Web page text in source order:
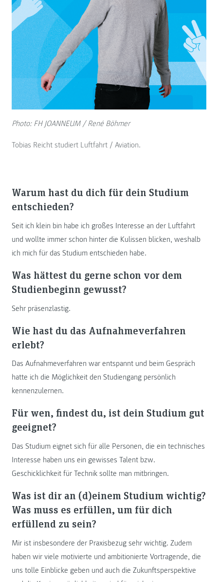
Photo: FH JOANNEUM / René Böhmer
Tobias Reicht studiert Luftfahrt / Aviation.
Warum hast du dich für dein Studium
entschieden?
Seit ich klein bin habe ich großes Interesse an der Luftfahrt
und wollte immer schon hinter die Kulissen blicken, weshalb
ich mich für das Studium entschieden habe.
Was hättest du gerne schon vor dem
Studienbeginn gewusst?
Sehr präsenzlastig.
Wie hast du das Aufnahmeverfahren
erlebt?
Das Aufnahmeverfahren war entspannt und beim Gespräch
hatte ich die Möglichkeit den Studiengang persönlich
kennenzulernen.
Für wen, findest du, ist dein Studium gut
geeignet?
Das Studium eignet sich für alle Personen, die ein technisches
Interesse haben uns ein gewisses Talent bzw.
Geschicklichkeit für Technik sollte man mitbringen.
Was ist dir an (d)einem Studium wichtig?
Was muss es erfüllen, um für dich
erfüllend zu sein?
Mir ist insbesondere der Praxisbezug sehr wichtig. Zudem
haben wir viele motivierte und ambitionierte Vortragende, die
uns tolle Einblicke geben und auch die Zukunftsperspektive